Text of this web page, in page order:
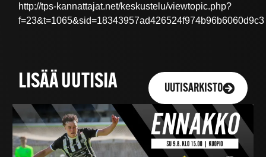
http://tps-kannattajat.net/keskustelu/viewtopic.php?
f=23&t=1065&sid=18343957ad426524f974b96b6060d9c3
LISÄÄ UUTISIA UUTISARKISTO